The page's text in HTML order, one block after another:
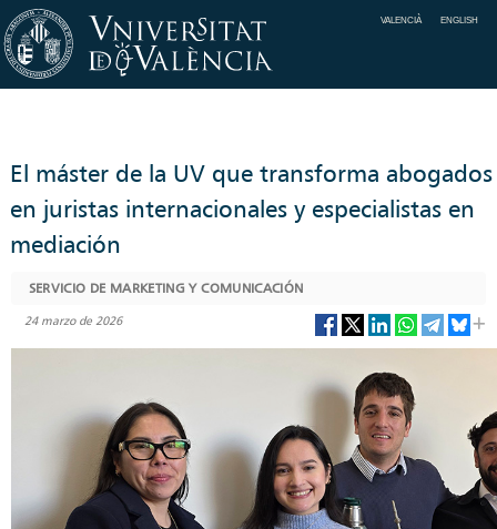
VALENCIÀ ENGLISH
El máster de la UV que transforma abogados
en juristas internacionales y especialistas en
mediación
SERVICIO DE MARKETING Y COMUNICACIÓN
24 marzo de 2026